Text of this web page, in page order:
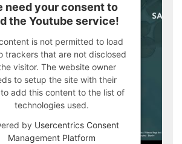
need your consent to
the Youtube service!
is not permitted to load
trackers that are not disclosed
visitor. The website owner
to setup the site with their
to add this content to the list of
technologies used.
by Usercentrics Consent
Management Platform